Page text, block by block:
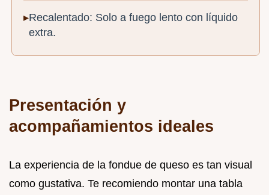
Recalentado: Solo a fuego lento con líquido
extra.
Presentación y
acompañamientos ideales
La experiencia de la fondue de queso es tan visual
como gustativa. Te recomiendo montar una tabla